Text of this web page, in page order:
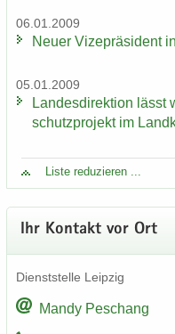
06.01.2009
Neuer Vi­ze­prä­si­dent
05.01.2009
Lan­des­di­rek­ti­on
schutz­pro­jekt im
Liste re­du­zie­ren ...
Ihr Kon­takt vor Ort
Dienst­stel­le Leip­zig
Mandy Peschang